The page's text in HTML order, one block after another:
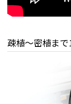
疎植〜密植ま